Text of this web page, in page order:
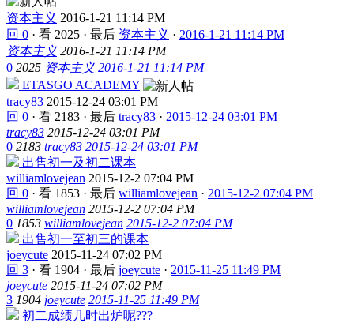
资本主义 2016-1-21 11:14 PM
回 0 · 看 2025 · 最后 资本主义 · 2016-1-21 11:14 PM
资本主义 2016-1-21 11:14 PM
0 2025 资本主义 2016-1-21 11:14 PM
ETASGO ACADEMY
tracy83 2015-12-24 03:01 PM
回 0 · 看 2183 · 最后 tracy83 · 2015-12-24 03:01 PM
tracy83 2015-12-24 03:01 PM
0 2183 tracy83 2015-12-24 03:01 PM
出售初一及初二课本
williamlovejean 2015-12-2 07:04 PM
回 0 · 看 1853 · 最后 williamlovejean · 2015-12-2 07:04 PM
williamlovejean 2015-12-2 07:04 PM
0 1853 williamlovejean 2015-12-2 07:04 PM
出售初一至初三的课本
joeycute 2015-11-24 07:02 PM
回 3 · 看 1904 · 最后 joeycute · 2015-11-25 11:49 PM
joeycute 2015-11-24 07:02 PM
3 1904 joeycute 2015-11-25 11:49 PM
初二成绩几时出炉呢???